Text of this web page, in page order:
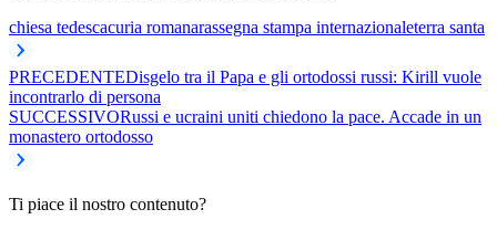
chiesa tedescacuria romanarassegna stampa internazionaleterra santa
PRECEDENTEDisgelo tra il Papa e gli ortodossi russi: Kirill vuole
incontrarlo di persona
SUCCESSIVORussi e ucraini uniti chiedono la pace. Accade in un
monastero ortodosso
Ti piace il nostro contenuto?